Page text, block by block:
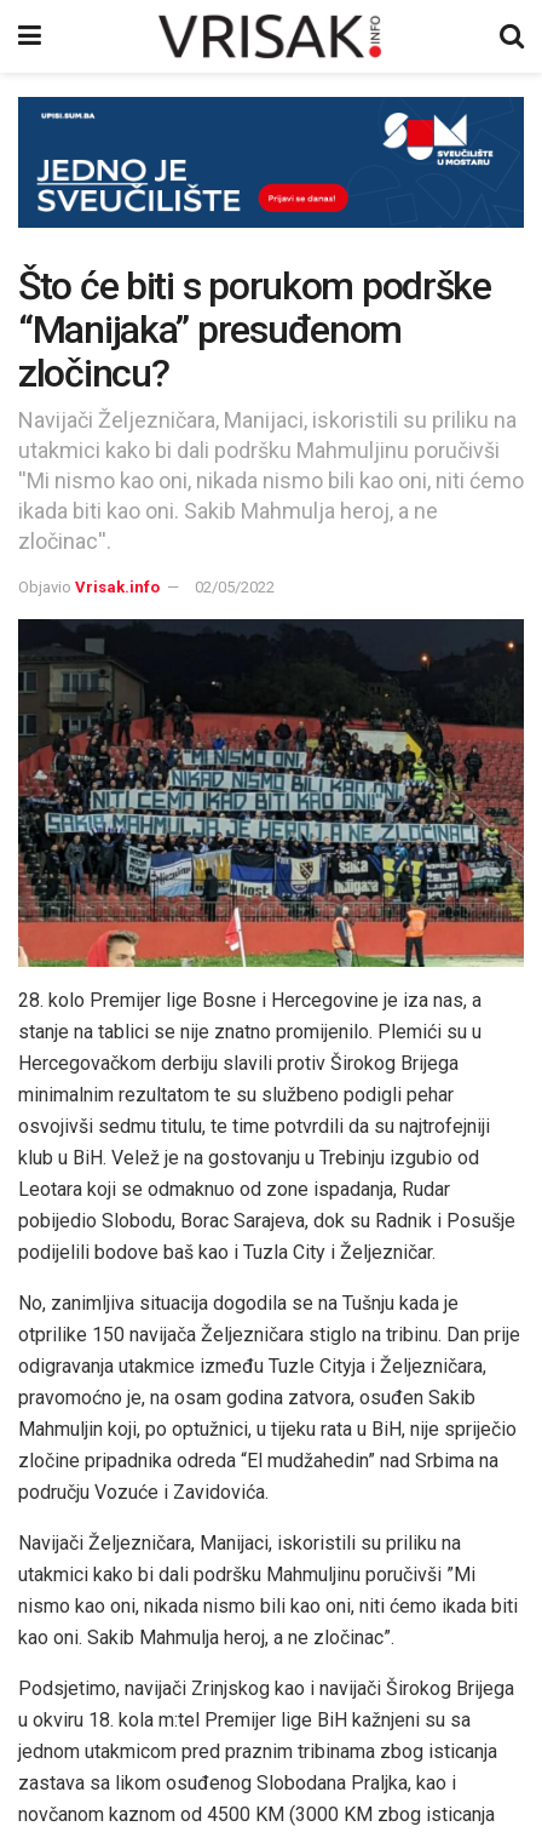
Što će biti s porukom podrške
“Manijaka” presuđenom
zločincu?
Navijači Željezničara, Manijaci, iskoristili su priliku na
utakmici kako bi dali podršku Mahmuljinu poručivši
''Mi nismo kao oni, nikada nismo bili kao oni, niti ćemo
ikada biti kao oni. Sakib Mahmulja heroj, a ne
zločinac''.
Objavio Vrisak.info 02/05/2022
28. kolo Premijer lige Bosne i Hercegovine je iza nas, a
stanje na tablici se nije znatno promijenilo. Plemići su u
Hercegovačkom derbiju slavili protiv Širokog Brijega
minimalnim rezultatom te su službeno podigli pehar
osvojivši sedmu titulu, te time potvrdili da su najtrofejniji
klub u BiH. Velež je na gostovanju u Trebinju izgubio od
Leotara koji se odmaknuo od zone ispadanja, Rudar
pobijedio Slobodu, Borac Sarajeva, dok su Radnik i Posušje
podijelili bodove baš kao i Tuzla City i Željezničar.
No, zanimljiva situacija dogodila se na Tušnju kada je
otprilike 150 navijača Željezničara stiglo na tribinu. Dan prije
odigravanja utakmice između Tuzle Cityja i Željezničara,
pravomoćno je, na osam godina zatvora, osuđen Sakib
Mahmuljin koji, po optužnici, u tijeku rata u BiH, nije spriječio
zločine pripadnika odreda “El mudžahedin” nad Srbima na
području Vozuće i Zavidovića.
Navijači Željezničara, Manijaci, iskoristili su priliku na
utakmici kako bi dali podršku Mahmuljinu poručivši ”Mi
nismo kao oni, nikada nismo bili kao oni, niti ćemo ikada biti
kao oni. Sakib Mahmulja heroj, a ne zločinac”.
Podsjetimo, navijači Zrinjskog kao i navijači Širokog Brijega
u okviru 18. kola m:tel Premijer lige BiH kažnjeni su sa
jednom utakmicom pred praznim tribinama zbog isticanja
zastava sa likom osuđenog Slobodana Praljka, kao i
novčanom kaznom od 4500 KM (3000 KM zbog isticanja